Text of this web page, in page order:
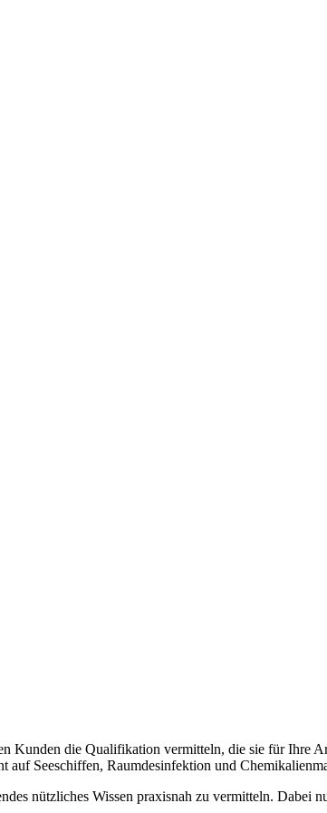
die Qualifikation vermitteln, die sie für Ihre
Seeschiffen, Raumdesinfektion und
nützliches Wissen praxisnah zu vermitteln.